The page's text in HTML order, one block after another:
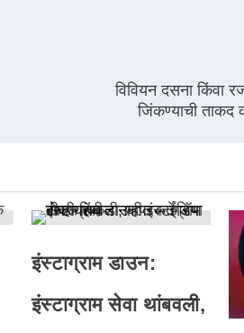
विवियन दसना किंवा
जिंकण्याची ताकद
इंस्टाग्राम डाउन:
इंस्टाग्राम सेवा थांबवली,